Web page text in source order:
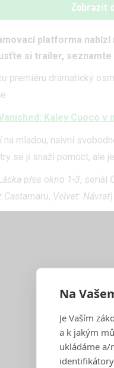
Zobrazit
platforma
si trailer, seznamte
premiéru dramatický
Kaley Cuoco
mladou, naivní
se jí snaží pomoct, ale
přes okno 1-3, seriál
Castamaru, Velvet: Návrat
Na
Je Vaším
a k jakým
ukládáme a/